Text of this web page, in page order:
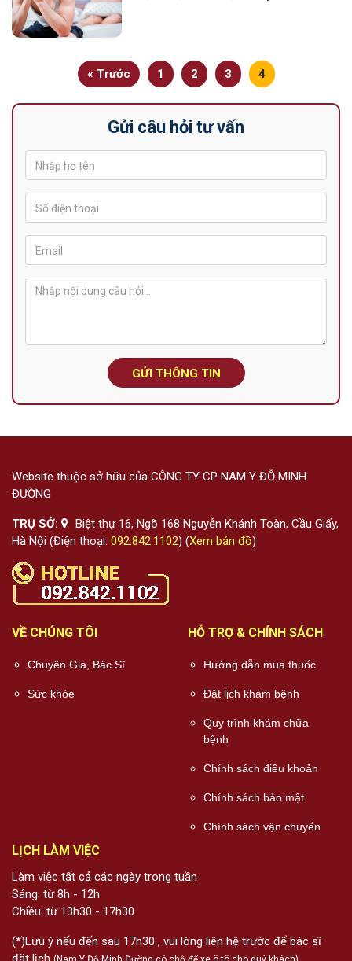
« Trước 1 2 3 4
Gửi câu hỏi tư vấn
GỬI THÔNG TIN
Website thuộc sở hữu của CÔNG TY CP NAM Y ĐỖ MINH
ĐƯỜNG
TRỤ SỞ:
Biệt thự 16, Ngõ 168 Nguyễn Khánh Toàn, Cầu Giấy,
Hà Nội (Điện thoại: 092.842.1102) (Xem bản đồ)
VỀ CHÚNG TÔI
Chuyên Gia, Bác Sĩ
Sức khỏe
HỖ TRỢ & CHÍNH SÁCH
Hướng dẫn mua thuốc
Đặt lịch khám bệnh
Quy trình khám chữa
bệnh
Chính sách điều khoản
Chính sách bảo mật
Chính sách vận chuyển
LỊCH LÀM VIỆC
Làm việc tất cả các ngày trong tuần
Sáng: từ 8h - 12h
Chiều: từ 13h30 - 17h30
(*)Lưu ý nếu đến sau 17h30 , vui lòng liên hệ trước để bác sĩ